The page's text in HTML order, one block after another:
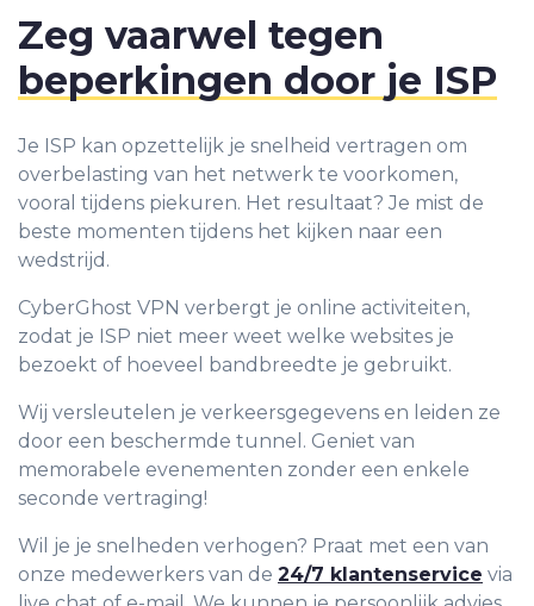
Je ISP kan opzettelijk je snelheid vertragen om
overbelasting van het netwerk te voorkomen,
vooral tijdens piekuren. Het resultaat? Je mist de
beste momenten tijdens het kijken naar een
wedstrijd.
CyberGhost VPN verbergt je online activiteiten,
zodat je ISP niet meer weet welke websites je
bezoekt of hoeveel bandbreedte je gebruikt.
Wij versleutelen je verkeersgegevens en leiden ze
door een beschermde tunnel. Geniet van
memorabele evenementen zonder een enkele
seconde vertraging!
Wil je je snelheden verhogen? Praat met een van
onze medewerkers van de 24/7 klantenservice via
Zeg vaarwel tegen
beperkingen door je ISP